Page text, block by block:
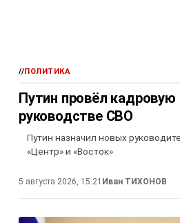
//ПОЛИТИКА
Путин провёл кадровую
руководстве СВО
Путин назначил новых
«Центр» и «Восток»
5 августа 2026, 15:21 Иван ТИХОНОВ